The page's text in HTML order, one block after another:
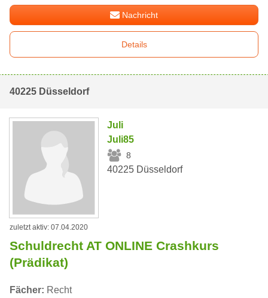
Nachricht
Details
40225 Düsseldorf
Juli
Juli85
8
40225 Düsseldorf
zuletzt aktiv: 07.04.2020
Schuldrecht AT ONLINE Crashkurs
(Prädikat)
Fächer: Recht